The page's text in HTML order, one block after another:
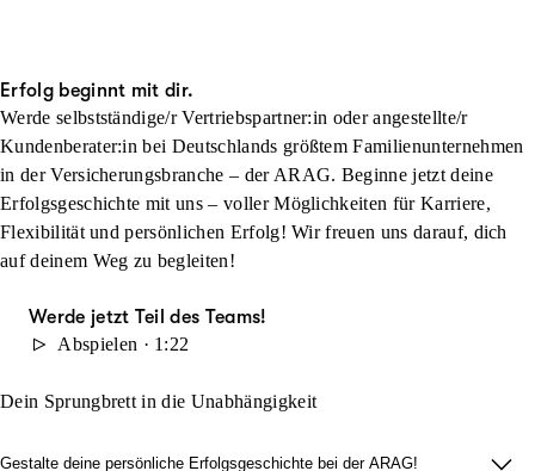
Erfolg beginnt mit dir.
Werde selbstständige/r Vertriebspartner:in oder angestellte/r
Kundenberater:in bei Deutschlands größtem Familienunternehmen
in der Versicherungsbranche – der ARAG. Beginne jetzt deine
Erfolgsgeschichte mit uns – voller Möglichkeiten für Karriere,
Flexibilität und persönlichen Erfolg! Wir freuen uns darauf, dich
auf deinem Weg zu begleiten!
Werde jetzt Teil des Teams!
Abspielen · 1:22
Dein Sprungbrett in die Unabhängigkeit
Gestalte deine persönliche Erfolgsgeschichte bei der ARAG!